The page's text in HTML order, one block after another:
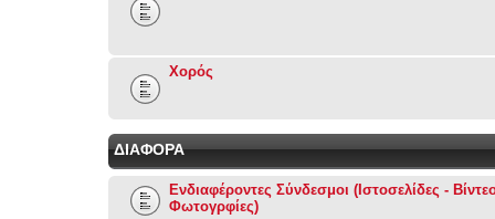
Χορός
ΔΙΑΦΟΡΑ
Ενδιαφέροντες Σύνδεσμοι (Ιστοσελίδες -
Φωτογρφίες)